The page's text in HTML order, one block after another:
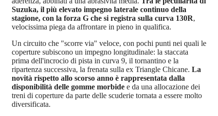
Suzuka, il più elevato impegno laterale continuo della
stagione, con la forza G che si registra sulla curva 130R,
velocissima piega da affrontare in pieno in qualifica.
Un circuito che "scorre via" veloce, con pochi punti nei quali le
coperture subiscono un impegno longitudinale: la staccata
prima dell'incrocio di pista in curva 9, il tornantino e la
ripartenza successiva, la frenata sulla ex Triangle Chicane. La
novità rispetto allo scorso anno è rappresentata dalla
disponibilità delle gomme morbide e da una allocazione dei
treni di coperture da parte delle scuderie tornata a essere molto
diversificata.